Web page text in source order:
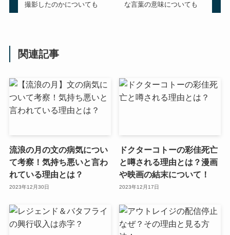
撮影したのかについても
な言葉の意味についても
関連記事
流浪の月の文の病気につい
て考察！気持ち悪いと言わ
れている理由とは？
2023年12月30日
ドクターコトーの彩佳死亡
と噂される理由とは？漫画
や映画の結末について！
2023年12月17日